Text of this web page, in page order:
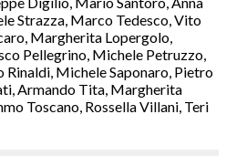
Strazza, Marco Tedesco, Vito
Margherita Lopergolo,
Pellegrino, Michele Petruzzo,
Rinaldi, Michele Saponaro, Pietro
Armando Tita, Margherita
Toscano, Rossella Villani, Teri